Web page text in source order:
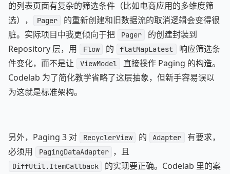
的列表页面有复杂的筛选条件（比如电商应用的多维度筛
选），
Pager
的重新创建和旧数据流的取消逻辑会变得很
脏。实际项目中我更倾向于把
Pager
的创建封装到
Repository 层，用
Flow 的 flatMapLatest
响应筛选条
件变化，而不是让
ViewModel
直接操作 Paging 的构造。
Codelab 为了简化教学省略了这层抽象，但新手容易误以
为这就是标准架构。
另外，Paging 3 对 RecyclerView 的 Adapter
有要求，
必须用
PagingDataAdapter ，且
DiffUtil.ItemCallback
的实现要正确。Codelab 里的案